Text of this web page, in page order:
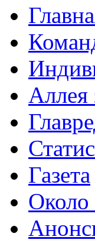
Аллея
Газета
Около